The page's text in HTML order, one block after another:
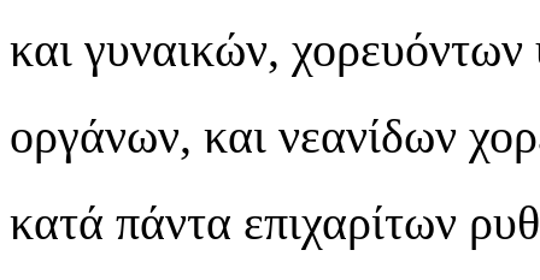
και γυναικών,
οργάνων, και νεανίδων
κατά πάντα επιχαρίτων